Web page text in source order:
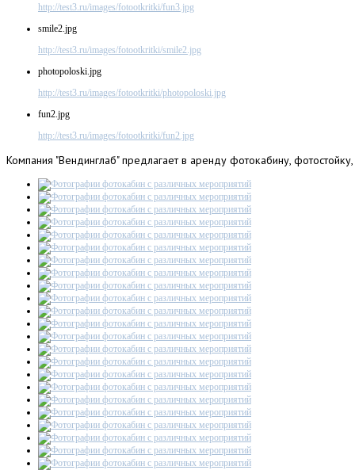
http://test3.ru/images/fotootkritki/fun3.jpg
smile2.jpg
http://test3.ru/images/fotootkritki/smile2.jpg
photopoloski.jpg
http://test3.ru/images/fotootkritki/photopoloski.jpg
fun2.jpg
http://test3.ru/images/fotootkritki/fun2.jpg
Компания "Вендинглаб" предлагает в аренду фотокабину,